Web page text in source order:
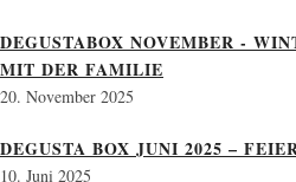
DEGUSTABOX NOVEMBER -
MIT DER FAMILIE
20. November 2025
DEGUSTA BOX JUNI 2025 –
10. Juni 2025